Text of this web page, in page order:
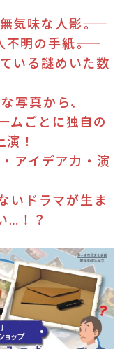
気味な人影――。
明の手紙――。
いる謎めいた数
写真から、
ムごとに独自の
！
アイデア力・演
いドラマが生ま
…！？